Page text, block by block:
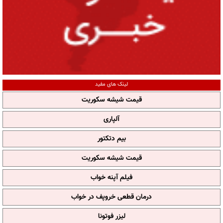
لینک های مفید
قیمت شیشه سکوریت
آلپاری
بیم دتکتور
قیمت شیشه سکوریت
فیلم آپنه خواب
درمان قطعی خروپف در خواب
لیزر فوتونا